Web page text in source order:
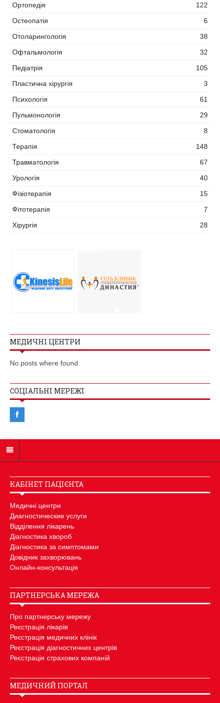
Ортопедія
122
Остеопатія
6
Отоларингологія
38
Офтальмологія
32
Педіатрія
105
Пластична хірургія
3
Психологія
61
Пульмонологія
29
Стоматологія
8
Терапія
148
Травматологія
67
Урологія
40
Фізіотерапія
15
Фітотерапія
7
Хірургія
28
МЕДИЧНІ ЦЕНТРИ
No posts where found
СОЦІАЛЬНІ МЕРЕЖІ
КАБІНЕТ ПАЦІЄНТА
Медичні центри
Диагностические услуги
Відділення лікарень
Діагностика хвороб
Діагностика за симптомами
Довідник захворювань
Онлайн-консультація
ПАРТНЕРСЬКА МЕРЕЖА
Про партнерську мережу
Реєстрація лікарів
Реєстрація медичних клінік
Реєстрація діагностичних центрів
Реєстрація страхових компаній
МЕДИЧНИЙ ПОРТАЛ